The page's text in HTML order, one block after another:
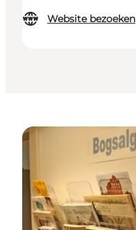
Website bezoeken